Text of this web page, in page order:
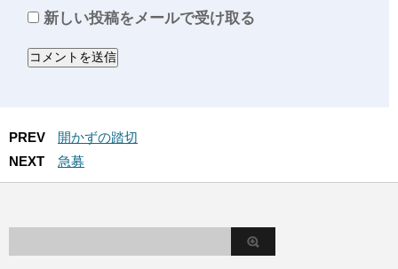
新しい投稿をメールで受け取る
PREV
開かずの踏切
NEXT
急募